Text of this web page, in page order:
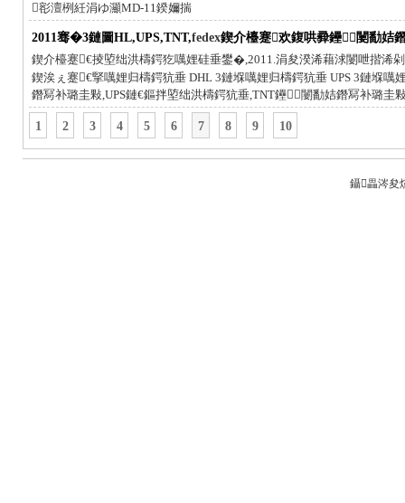
彮澶栵紝涓ゆ灦MD-11鍨嬭揣
2011骞�3鏈圖HL,UPS,TNT,fedex鍥介檯蹇欢鍑哄彛鑸┖闄勫姞
鍥介檯蹇€掕埅绌洪檮鍔犵噧娌硅垂鐢�,2011.涓夋湀浠藉浗闄呭揩
鍥涘ぇ蹇€掔噧娌归檮鍔犺垂 DHL 3鏈堢噧娌归檮鍔犺垂 UPS 3鏈堢噧
鐕冩补璐圭敤,UPS鏈€鏂拌埅绌洪檮鍔犺垂,TNT鑸┖闄勫姞鐕冩补璐
1 2 3 4 5 6 7 8 9 10
鑷畾涔